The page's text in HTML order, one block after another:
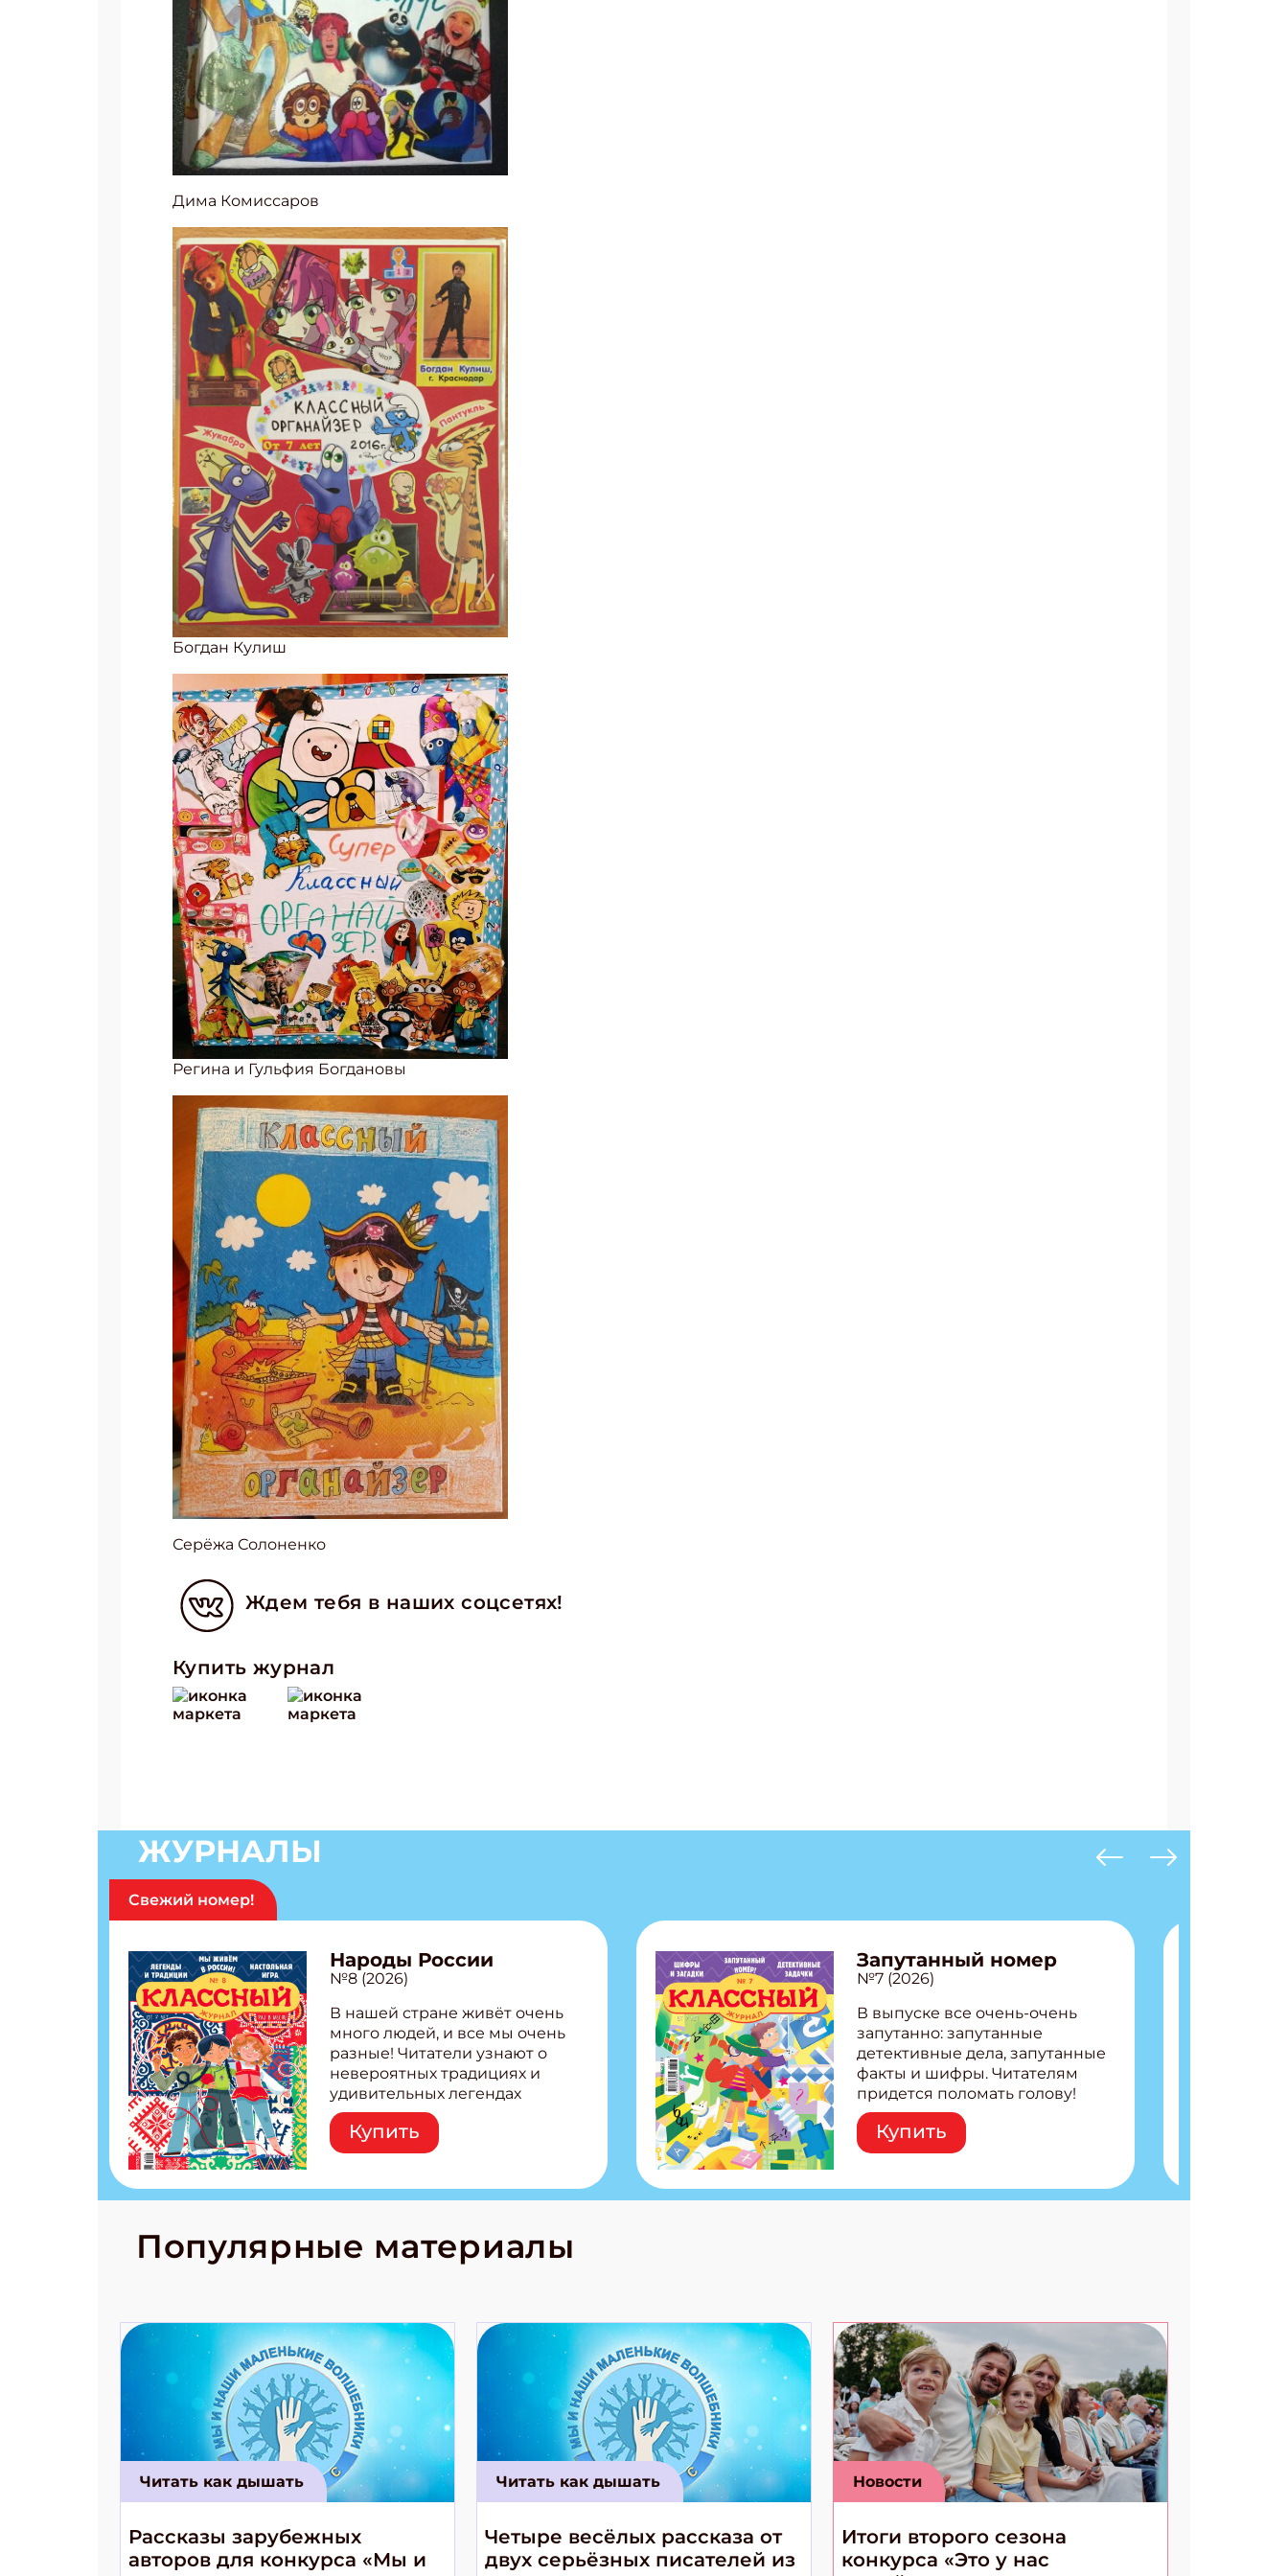
Дима Комиссаров
Богдан Кулиш
Регина и Гульфия Богдановы
Серёжа Солоненко
Ждем тебя в наших соцсетях!
Купить журнал
ЖУРНАЛЫ
Свежий номер!
Народы России
№8 (2026)
В нашей стране живёт очень
много людей, и все мы очень
разные! Читатели узнают о
невероятных традициях и
удивительных легендах
народов России! Внутри:
Легенды татар, башкир и
бурятов Настольная игра
странные слова Традиционные
космические приключения!
Купить
Запутанный номер
№7 (2026)
В выпуске все очень-очень
запутанно: запутанные
детективные дела, запутанные
факты и шифры. Читателям
придется поломать голову!
Внутри: Шифры и
расшифровки Плетем
запутанные поделки
Ищем коды 3 комикса
Купить
Популярные материалы
Читать как дышать
Рассказы зарубежных
авторов для конкурса «Мы и
Читать как дышать
Четыре весёлых рассказа от
двух серьёзных писателей из
Новости
Итоги второго сезона
конкурса «Это у нас